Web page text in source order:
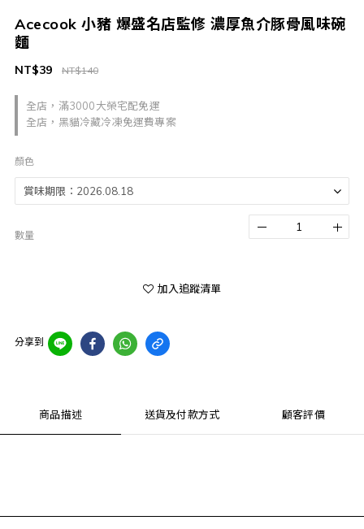
Acecook 小豬 爆盛名店監修 濃厚魚介豚骨風味碗
麵
全店，滿3000大榮宅配免運
全店，黑貓冷藏冷凍免運費專案
NT$140
NT$39
顏色
數量
加入追蹤清單
分享到
商品描述 送貨及付款方式 顧客評價